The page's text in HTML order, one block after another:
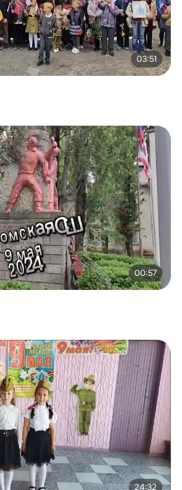
03:51
00:57
24:32